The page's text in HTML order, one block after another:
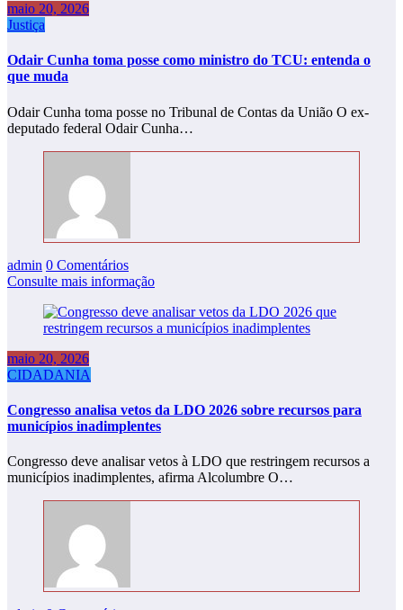
maio 20, 2026
Justiça
Odair Cunha toma posse como ministro do TCU: entenda o
que muda
Odair Cunha toma posse no Tribunal de Contas da União O ex-
deputado federal Odair Cunha…
admin 0 Comentários
Consulte mais informação
maio 20, 2026
CIDADANIA
Congresso analisa vetos da LDO 2026 sobre recursos para
municípios inadimplentes
Congresso deve analisar vetos à LDO que restringem recursos a
municípios inadimplentes, afirma Alcolumbre O…